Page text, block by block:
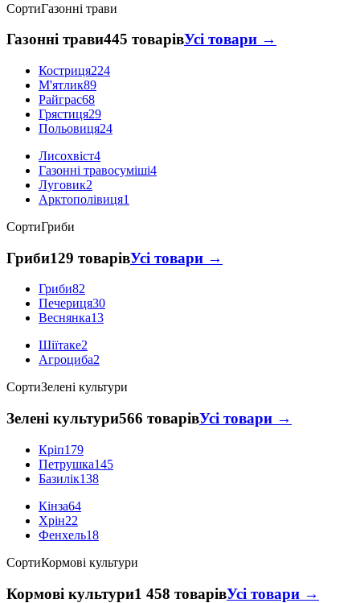
СортиГазонні трави
Газонні трави445 товарівУсі товари →
Костриця224
М'ятлик89
Райграс68
Грястиця29
Польовиця24
Лисохвіст4
Газонні травосуміші4
Луговик2
Арктополівиця1
СортиГриби
Гриби129 товарівУсі товари →
Гриби82
Печериця30
Веснянка13
Шіїтаке2
Агроциба2
СортиЗелені культури
Зелені культури566 товарівУсі товари →
Кріп179
Петрушка145
Базилік138
Кінза64
Хрін22
Фенхель18
СортиКормові культури
Кормові культури1 458 товарівУсі товари →